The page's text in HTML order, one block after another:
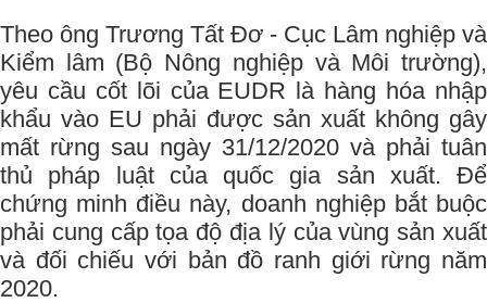
Theo ông Trương Tất Đơ - Cục Lâm nghiệp và
Kiểm lâm (Bộ Nông nghiệp và Môi trường),
yêu cầu cốt lõi của EUDR là hàng hóa nhập
khẩu vào EU phải được sản xuất không gây
mất rừng sau ngày 31/12/2020 và phải tuân
thủ pháp luật của quốc gia sản xuất. Để
chứng minh điều này, doanh nghiệp bắt buộc
phải cung cấp tọa độ địa lý của vùng sản xuất
và đối chiếu với bản đồ ranh giới rừng năm
2020.